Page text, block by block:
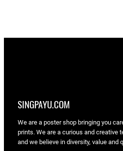
SINGPAYU.COM
We are a poster shop bringing you
prints. We are a curious and creative
and we believe in diversity, value and